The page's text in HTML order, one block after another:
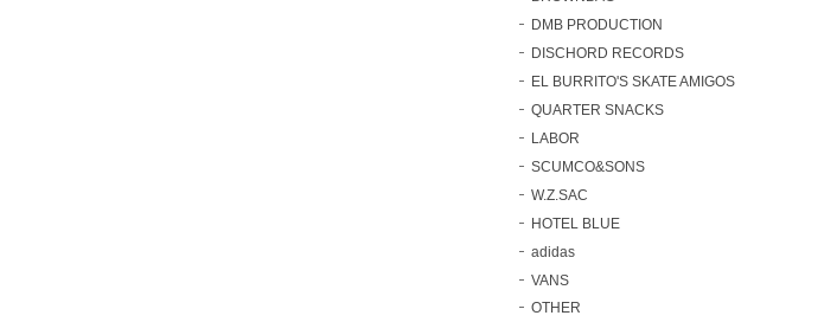
DMB PRODUCTION
DISCHORD RECORDS
EL BURRITO'S SKATE AMIGOS
QUARTER SNACKS
LABOR
SCUMCO&SONS
W.Z.SAC
HOTEL BLUE
adidas
VANS
OTHER